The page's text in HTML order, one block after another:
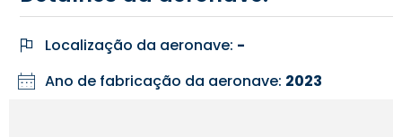
Localização da aeronave: -
Ano de fabricação da aeronave: 2023